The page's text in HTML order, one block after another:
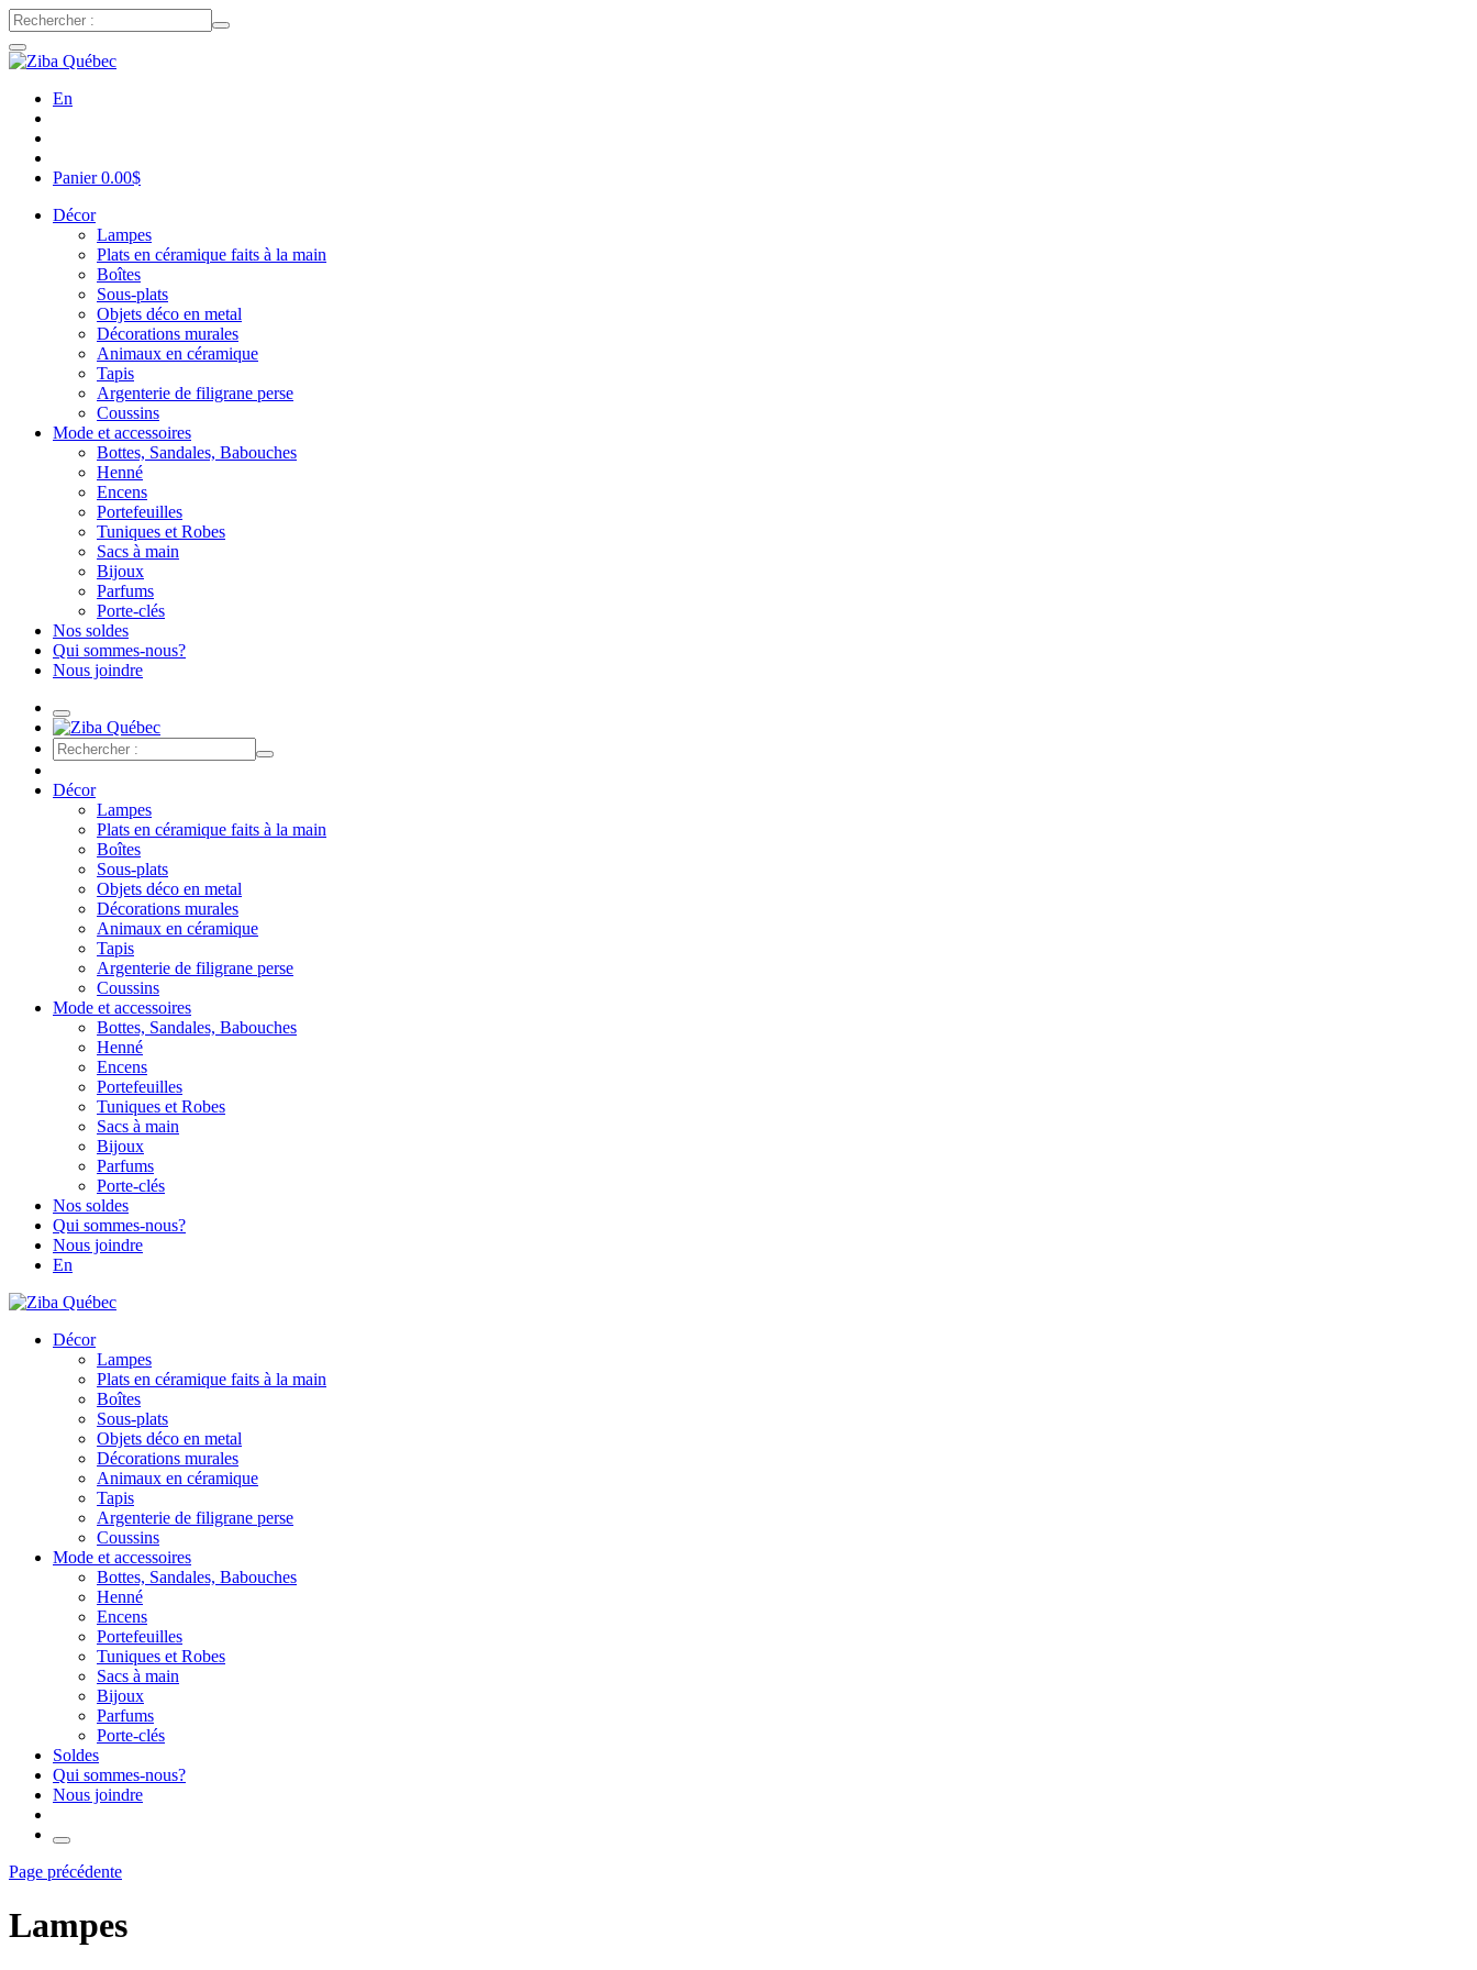
En
Panier0.00$
Décor
Lampes
Plats en céramique faits à la main
Boîtes
Sous-plats
Objets déco en metal
Décorations murales
Animaux en céramique
Tapis
Argenterie de filigrane perse
Coussins
Mode et accessoires
Bottes, Sandales, Babouches
Henné
Encens
Portefeuilles
Tuniques et Robes
Sacs à main
Bijoux
Parfums
Porte-clés
Nos soldes
Qui sommes-nous?
Nous joindre
Décor
Lampes
Plats en céramique faits à la main
Boîtes
Sous-plats
Objets déco en metal
Décorations murales
Animaux en céramique
Tapis
Argenterie de filigrane perse
Coussins
Mode et accessoires
Bottes, Sandales, Babouches
Henné
Encens
Portefeuilles
Tuniques et Robes
Sacs à main
Bijoux
Parfums
Porte-clés
Nos soldes
Qui sommes-nous?
Nous joindre
En
Décor
Lampes
Plats en céramique faits à la main
Boîtes
Sous-plats
Objets déco en metal
Décorations murales
Animaux en céramique
Tapis
Argenterie de filigrane perse
Coussins
Mode et accessoires
Bottes, Sandales, Babouches
Henné
Encens
Portefeuilles
Tuniques et Robes
Sacs à main
Bijoux
Parfums
Porte-clés
Soldes
Qui sommes-nous?
Nous joindre
Page précédente
Lampes